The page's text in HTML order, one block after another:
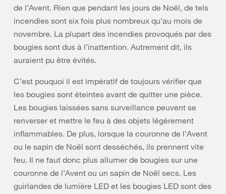
de l’Avent. Rien que pendant les jours de Noël, de tels
incendies sont six fois plus nombreux qu’au mois de
novembre. La plupart des incendies provoqués par des
bougies sont dus à l’inattention. Autrement dit, ils
auraient pu être évités.
C’est pouquoi il est impératif de toujours vérifier que
les bougies sont éteintes avant de quitter une pièce.
Les bougies laissées sans surveillance peuvent se
renverser et mettre le feu à des objets légèrement
inflammables. De plus, lorsque la couronne de l’Avent
ou le sapin de Noël sont desséchés, ils prennent vite
feu. Il ne faut donc plus allumer de bougies sur une
couronne de l’Avent ou un sapin de Noël secs. Les
guirlandes de lumière LED et les bougies LED sont des